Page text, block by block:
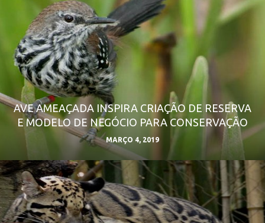
AVE AMEAÇADA INSPIRA CRIAÇÃO DE RESERVA
E MODELO DE NEGÓCIO PARA CONSERVAÇÃO
MARÇO 4, 2019